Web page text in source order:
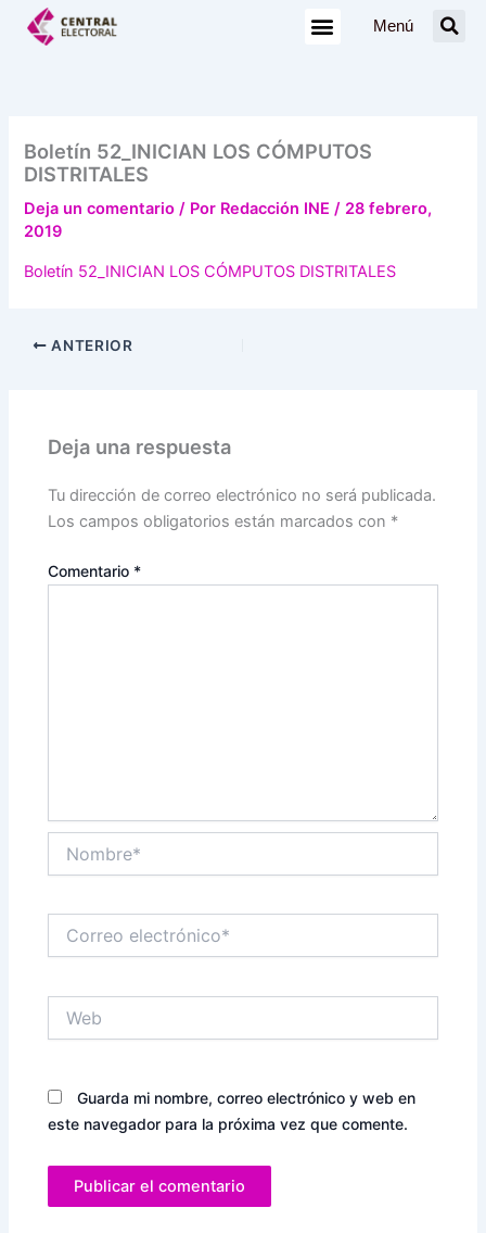
Menú
Boletín 52_INICIAN LOS CÓMPUTOS
DISTRITALES
Deja un comentario / Por Redacción INE/ 28 febrero,
2019
Boletín 52_INICIAN LOS CÓMPUTOS DISTRITALES
ANTERIOR
Deja una respuesta
Tu dirección de correo electrónico no será publicada.
Los campos obligatorios están marcados con *
Comentario *
electrónico*
Guarda mi nombre, correo electrónico y web en
este navegador para la próxima vez que comente.